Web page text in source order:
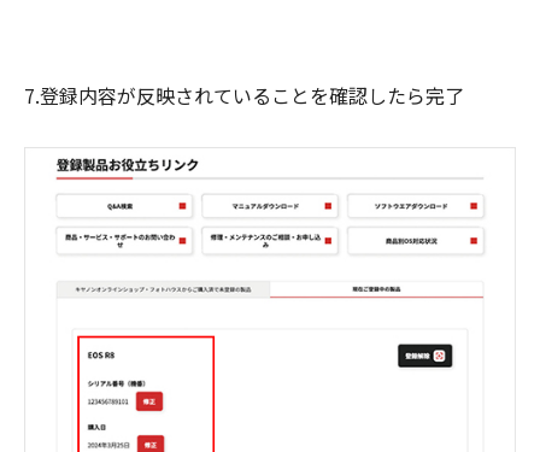
7.登録内容が反映されていることを確認したら完了